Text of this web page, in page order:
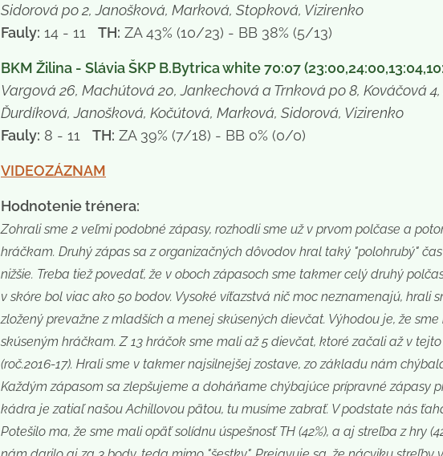
Sidorová po 2, Janošková, Marková, Stopková, Vizirenko
Fauly: 14 - 11 TH: ZA 43% (10/23) - BB 38% (5/13)
BKM Žilina - Slávia ŠKP B.Bytrica white 70:07
Vargová 26, Machútová 20, Jankechová a Trnková po 8, Kováčová
Ďurdíková, Janošková, Kočútová, Marková, Sidorová, Vizirenko
Fauly: 8 - 11 TH: ZA 39% (7/18) - BB 0% (0/0)
VIDEOZÁZNAM
Hodnotenie trénera:
Zohrali sme 2 veľmi podobné zápasy, rozhodli sme už v prvom polčase a
hráčkam. Druhý zápas sa z organizačných dôvodov hral taký "polohrubý"
nižšie. Treba tiež povedať, že v oboch zápasoch sme takmer celý druhý
v skóre bol viac ako 50 bodov. Vysoké víťazstvá nič moc neznamenajú, hrali
zložený prevažne z mladších a menej skúsených dievčat. Výhodou je, že
skúseným hráčkam. Z 13 hráčok sme mali až 5 dievčat, ktoré začali až v
(roč.2016-17). Hrali sme v takmer najsilnejšej zostave, zo základu nám
Každým zápasom sa zlepšujeme a doháňame chýbajúce prípravné zápasy
kádra je zatiaľ našou Achillovou pätou, tu musíme zabrať. V podstate nás
Potešilo ma, že sme mali opäť solídnu úspešnosť TH (42%), a aj streľba z hry